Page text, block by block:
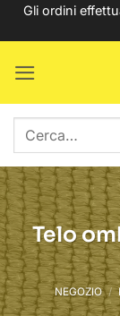
SaltaGli ordini
Cerca:
Telo
NEGOZIO /